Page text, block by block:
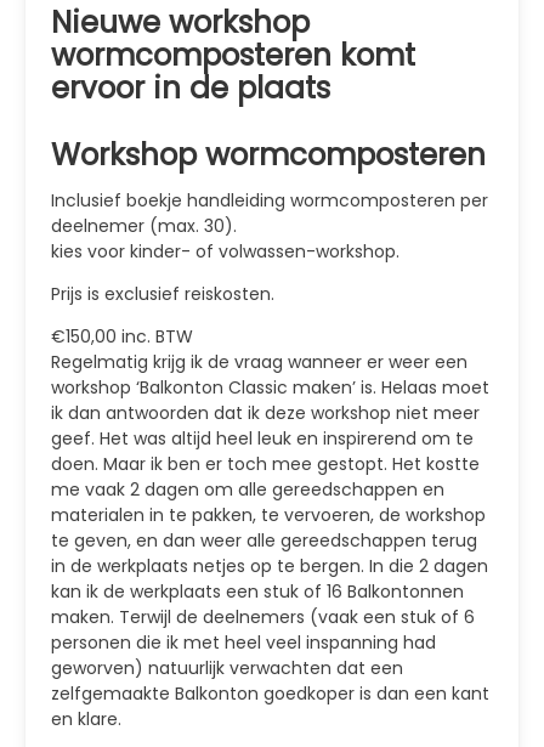
Nieuwe workshop
wormcomposteren komt
ervoor in de plaats
Workshop wormcomposteren
Inclusief boekje handleiding wormcomposteren per
deelnemer (max. 30).
kies voor kinder- of volwassen-workshop.
Prijs is exclusief reiskosten.
€150,00 inc. BTW
Regelmatig krijg ik de vraag wanneer er weer een
workshop ‘Balkonton Classic maken’ is. Helaas moet
ik dan antwoorden dat ik deze workshop niet meer
geef. Het was altijd heel leuk en inspirerend om te
doen. Maar ik ben er toch mee gestopt. Het kostte
me vaak 2 dagen om alle gereedschappen en
materialen in te pakken, te vervoeren, de workshop
te geven, en dan weer alle gereedschappen terug
in de werkplaats netjes op te bergen. In die 2 dagen
kan ik de werkplaats een stuk of 16 Balkontonnen
maken. Terwijl de deelnemers (vaak een stuk of 6
personen die ik met heel veel inspanning had
geworven) natuurlijk verwachten dat een
zelfgemaakte Balkonton goedkoper is dan een kant
en klare.